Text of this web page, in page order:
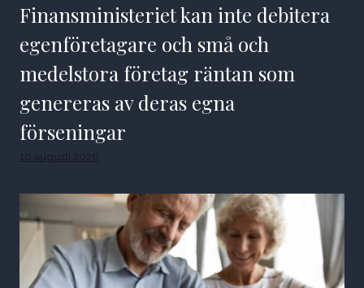
Finansministeriet kan inte debitera
egenföretagare och små och
medelstora företag räntan som
genereras av deras egna
förseningar
10 augusti 2026